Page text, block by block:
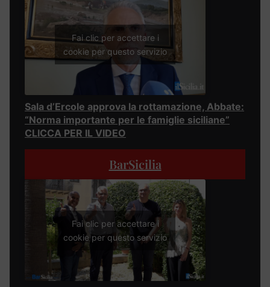
Fai clic per accettare i
cookie per questo servizio
Sala d’Ercole approva la rottamazione, Abbate:
“Norma importante per le famiglie siciliane”
CLICCA PER IL VIDEO
BarSicilia
Fai clic per accettare i
cookie per questo servizio